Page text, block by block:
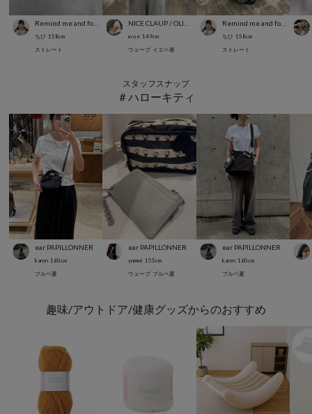
ちひ 158cm
ストレート
m o e 149cm
ウェーブ イエベ春
Remind me and forever
ちひ 158cm
ストレート
スタッフスナップ
＃ハローキティ
ear PAPILLONNER
karen 160cm
ブルベ夏
ear PAPILLONNER
yummi 155cm
ウェーブ ブルベ夏
ear PAPILLONNER
karen 160cm
ブルベ夏
趣味/アウトドア/健康グッズからのおすすめ